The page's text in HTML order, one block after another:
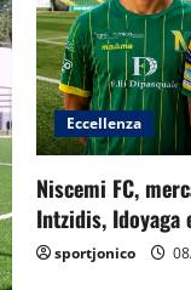
Eccellenza
Niscemi FC,
Intzidis, Idoyaga
sportjonico